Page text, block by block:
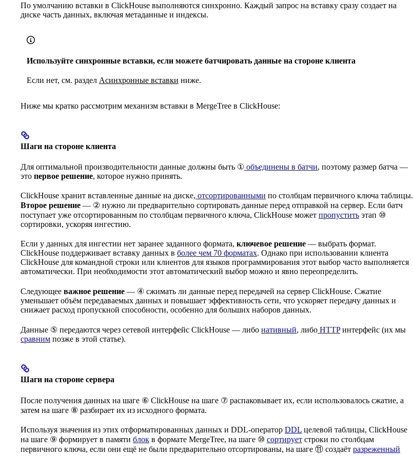
По умолчанию вставки в ClickHouse выполняются синхронно. Каждый запрос на вставку сразу создает на
диске часть данных, включая метаданные и индексы.
Используйте синхронные вставки, если можете батчировать данные на стороне клиента
Если нет, см. раздел Асинхронные вставки ниже.
Ниже мы кратко рассмотрим механизм вставки в MergeTree в ClickHouse:
Шаги на стороне клиента
Для оптимальной производительности данные должны быть ① объединены в батчи, поэтому размер батча —
это первое решение, которое нужно принять.
ClickHouse хранит вставленные данные на диске, отсортированными по столбцам первичного ключа таблицы.
Второе решение — ② нужно ли предварительно сортировать данные перед отправкой на сервер. Если батч
поступает уже отсортированным по столбцам первичного ключа, ClickHouse может пропустить этап ⑩
сортировки, ускоряя ингестию.
Если у данных для ингестии нет заранее заданного формата, ключевое решение — выбрать формат.
ClickHouse поддерживает вставку данных в более чем 70 форматах. Однако при использовании клиента
ClickHouse для командной строки или клиентов для языков программирования этот выбор часто выполняется
автоматически. При необходимости этот автоматический выбор можно и явно переопределить.
Следующее важное решение — ④ сжимать ли данные перед передачей на сервер ClickHouse. Сжатие
уменьшает объём передаваемых данных и повышает эффективность сети, что ускоряет передачу данных и
снижает расход пропускной способности, особенно для больших наборов данных.
Данные ⑤ передаются через сетевой интерфейс ClickHouse — либо нативный, либо HTTPинтерфейс (их мы
сравним позже в этой статье).
Шаги на стороне сервера
После получения данных на шаге ⑥ ClickHouse на шаге ⑦ распаковывает их, если использовалось сжатие, а
затем на шаге ⑧ разбирает их из исходного формата.
Используя значения из этих отформатированных данных и DDL-оператор DDL целевой таблицы, ClickHouse
на шаге ⑨ формирует в памяти блок в формате MergeTree, на шаге ⑩ сортирует строки по столбцам
первичного ключа, если они ещё не были предварительно отсортированы, на шаге ⑪ создаёт разреженный